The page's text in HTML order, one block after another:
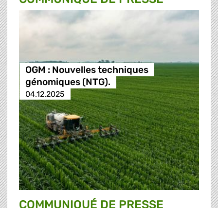
OGM : Nouvelles techniques
génomiques (NTG).
04.12.2025
COMMUNIQUÉ DE PRESSE